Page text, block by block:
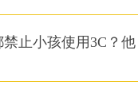
止小孩使用3C？他